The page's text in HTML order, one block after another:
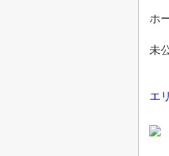
ホ
未
エ